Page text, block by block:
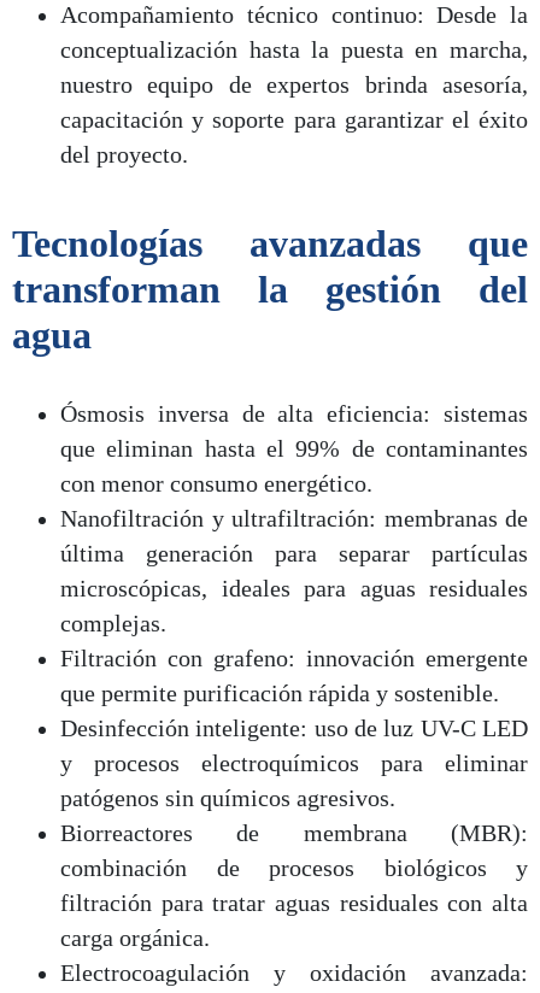
Acompañamiento técnico continuo: Desde la
conceptualización hasta la puesta en marcha,
nuestro equipo de expertos brinda asesoría,
capacitación y soporte para garantizar el éxito
del proyecto.
Tecnologías avanzadas que
transforman la gestión del
agua
Ósmosis inversa de alta eficiencia: sistemas
que eliminan hasta el 99% de contaminantes
con menor consumo energético.
Nanofiltración y ultrafiltración: membranas de
última generación para separar partículas
microscópicas, ideales para aguas residuales
complejas.
Filtración con grafeno: innovación emergente
que permite purificación rápida y sostenible.
Desinfección inteligente: uso de luz UV-C LED
y procesos electroquímicos para eliminar
patógenos sin químicos agresivos.
Biorreactores de membrana (MBR):
combinación de procesos biológicos y
filtración para tratar aguas residuales con alta
carga orgánica.
Electrocoagulación y oxidación avanzada: